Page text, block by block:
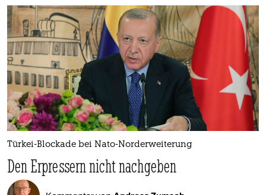
Türkei-Blockade bei Nato-Norderweiterung
Den Erpressern nicht nachgeben